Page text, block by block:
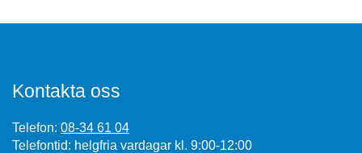
Kontakta oss
Telefon: 08-34 61 04
Telefontid: helgfria vardagar kl. 9:00-12:00